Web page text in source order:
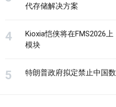
代存储解决方案
Kioxia恺侠将在FMS2026
模块
特朗普政府拟定禁止中国